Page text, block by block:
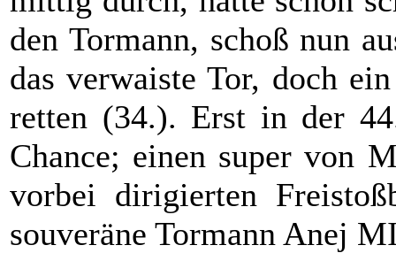
den Tormann, schoß nun
das verwaiste Tor, doch
retten (34.). Erst in der
Chance; einen super von
vorbei dirigierten
souveräne Tormann Anej